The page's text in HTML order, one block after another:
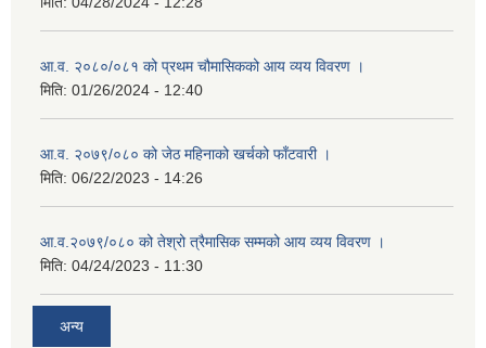
आ.व. २०८०/०८१ को प्रथम चौमासिकको आय व्यय विवरण ।
मिति: 01/26/2024 - 12:40
आ.व. २०७९/०८० को जेठ महिनाको खर्चको फाँटवारी ।
मिति: 06/22/2023 - 14:26
आ.व.२०७९/०८० को तेश्रो त्रैमासिक सम्मको आय व्यय विवरण ।
मिति: 04/24/2023 - 11:30
अन्य